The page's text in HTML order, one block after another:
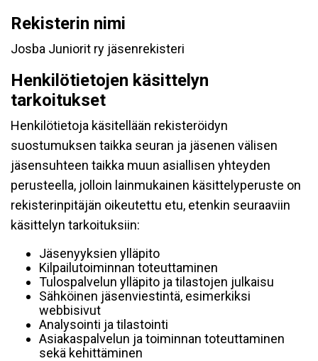
Rekisterin nimi
Josba Juniorit ry jäsenrekisteri
Henkilötietojen käsittelyn
tarkoitukset
Henkilötietoja käsitellään rekisteröidyn
suostumuksen taikka seuran ja jäsenen välisen
jäsensuhteen taikka muun asiallisen yhteyden
perusteella, jolloin lainmukainen käsittelyperuste on
rekisterinpitäjän oikeutettu etu, etenkin seuraaviin
käsittelyn tarkoituksiin:
Jäsenyyksien ylläpito
Kilpailutoiminnan toteuttaminen
Tulospalvelun ylläpito ja tilastojen julkaisu
Sähköinen jäsenviestintä, esimerkiksi
webbisivut
Analysointi ja tilastointi
Asiakaspalvelun ja toiminnan toteuttaminen
sekä kehittäminen